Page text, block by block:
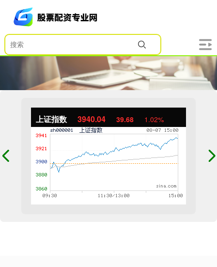
上证指数 3940.04 39.68 1.02%